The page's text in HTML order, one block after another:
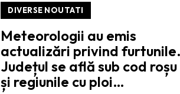
DIVERSE NOUTATI
Meteorologii au emis
actualizări privind furtunile.
Județul se află sub cod roșu
și regiunile cu ploi…